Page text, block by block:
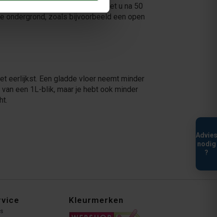
Advies
nodig
?
bijvoorbeeld 100 m2, dan moet u na 50
ondergrond, zoals bijvoorbeeld een open
eerlijkst. Een gladde vloer neemt minder
een 1L-blik, maar je hebt ook minder
Kleurmerken